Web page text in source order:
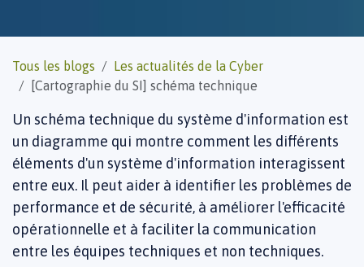
Tous les blogs
Les actualités de la Cyber
[Cartographie du SI] schéma technique
Un schéma technique du système d'information est
un diagramme qui montre comment les différents
éléments d'un système d'information interagissent
entre eux. Il peut aider à identifier les problèmes de
performance et de sécurité, à améliorer l'efficacité
opérationnelle et à faciliter la communication
entre les équipes techniques et non techniques.